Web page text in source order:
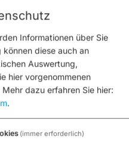
September bis
der
Informationen über Sie
diese auch an
Auswertung,
hier vorgenommenen
Mehr dazu erfahren Sie hier:
.
(immer erforderlich)